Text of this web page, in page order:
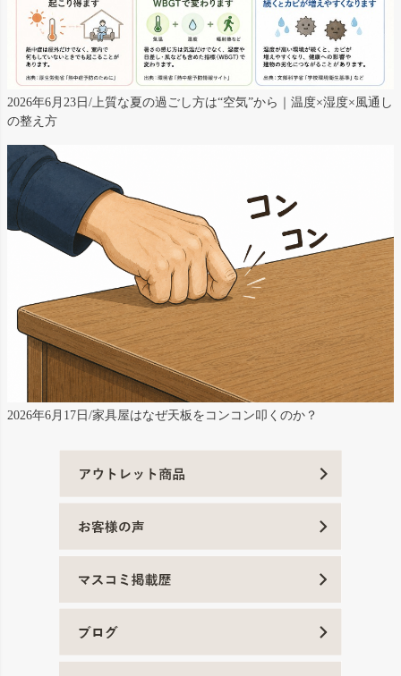
2026年6月23日/上質な夏の過ごし方は“空気”から｜温度×湿度×風通し
の整え方
2026年6月17日/家具屋はなぜ天板をコンコン叩くのか？